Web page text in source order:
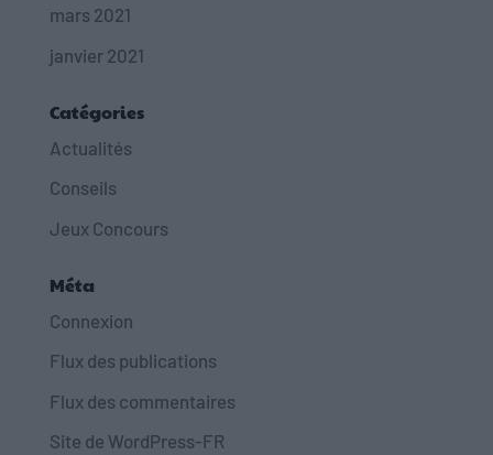
mars 2021
janvier 2021
Catégories
Actualités
Conseils
Jeux Concours
Méta
Connexion
Flux des publications
Flux des commentaires
Site de WordPress-FR